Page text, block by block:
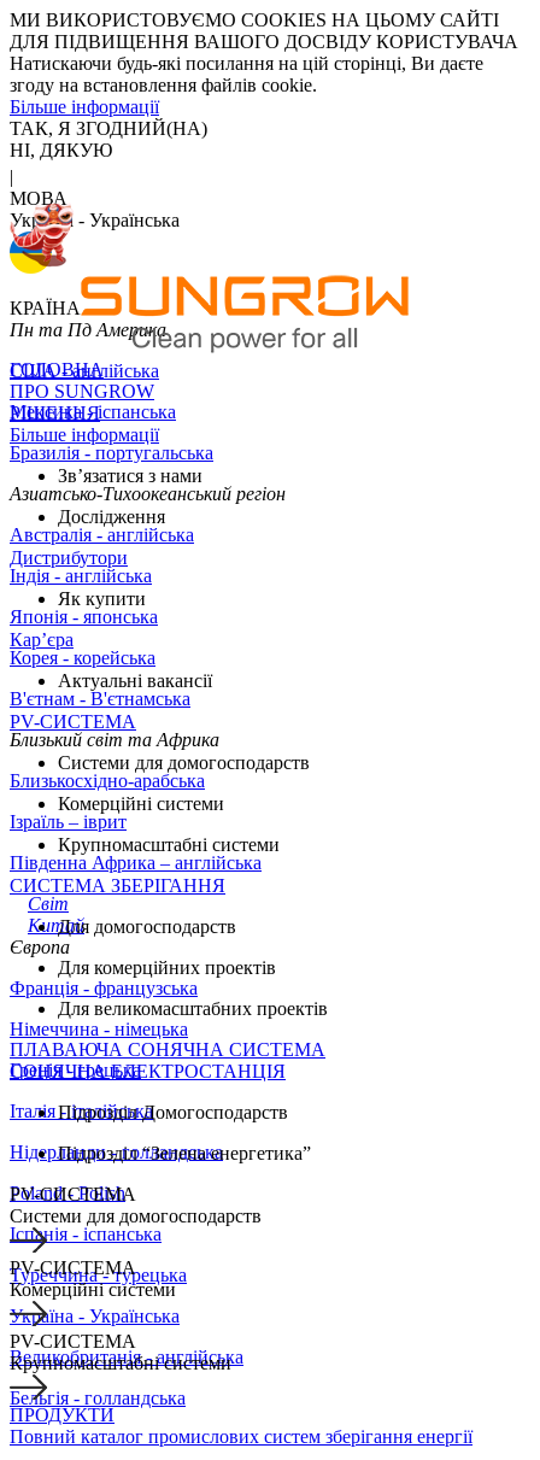
МИ ВИКОРИСТОВУЄМО COOKIES НА ЦЬОМУ САЙТІ
ДЛЯ ПІДВИЩЕННЯ ВАШОГО ДОСВІДУ КОРИСТУВАЧА
Натискаючи будь-які посилання на цій сторінці, Ви даєте
згоду на встановлення файлів cookie.
Більше інформації
ТАК, Я ЗГОДНИЙ(НА)
НІ, ДЯКУЮ
|
МОВА
Україна - Українська
КРАЇНА
Пн та Пд Америка
США - англійська
Мексика - іспанська
Бразилія - португальська
Азиатсько-Тихоокеанський регіон
Австралія - англійська
Індія - англійська
Японія - японська
Корея - корейська
В'єтнам - B'єтнамська
Близький світ та Африка
Близькосхідно-арабська
Ізраїль – іврит
Південна Африка – англійська
Світ
Китай
Європа
Франція - французська
Німеччина - німецька
Греція - грецька
Італія - італійська
Нідерланди - голландська
Poland - Polish
Іспанія - іспанська
Туреччина - турецька
Україна - Українська
Великобританія - англійська
Бельгія - голландська
ГОЛОВНА
ПРО SUNGROW
РІШЕННЯ
Більше інформації
Зв’язатися з нами
Дослідження
Дистрибутори
Як купити
Кар’єра
Актуальні вакансії
PV-СИСТЕМА
Системи для домогосподарств
Комерційні системи
Крупномасштабні системи
СИСТЕМА ЗБЕРІГАННЯ
Для домогосподарств
Для комерційних проектів
Для великомасштабних проектів
ПЛАВАЮЧА СОНЯЧНА СИСТЕМА
СОНЯЧНА ЕЛЕКТРОСТАНЦІЯ
Підрозділ Домогосподарств
Підрозділ “Зелена енергетика”
PV-СИСТЕМА
Системи для домогосподарств
PV-СИСТЕМА
Комерційні системи
PV-СИСТЕМА
Крупномасштабні системи
ПРОДУКТИ
Повний каталог промислових систем зберігання енергії